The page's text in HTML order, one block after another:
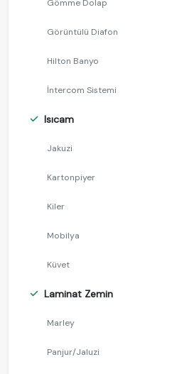
Gömme Dolap
Görüntülü Diafon
Hilton Banyo
İntercom Sistemi
Isıcam
Jakuzi
Kartonpiyer
Kiler
Mobilya
Küvet
Laminat Zemin
Marley
Panjur/Jaluzi